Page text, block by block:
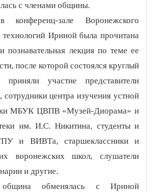
с членами общины.
зале Воронежского
технологий Ириной была прочитана
познавательная лекция по теме ее
после которой состоялся круглый
участие представители
центра изучения устной
МБУК ЦВПВ «Музей-Диорама» и
им. И.С. Никитина, студенты и
и ВИВТа, старшекласcники и
воронежских школ, слушатели
и другие.
община обменялась с Ириной